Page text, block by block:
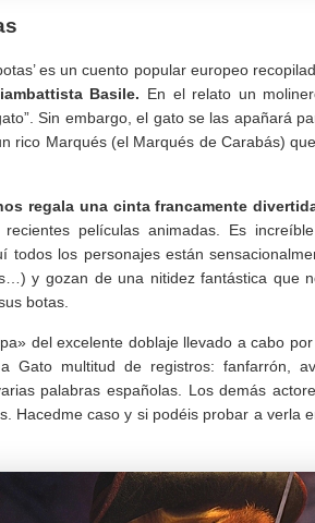
es un cuento popular europeo
Basile. En el relato un
Sin embargo, el gato se las apañará
rico Marqués (el Marqués de Carabás)
regala una cinta francamente
películas animadas.
Es
todos los personajes están
y gozan de una nitidez fantástica que
botas.
del excelente doblaje llevado a cabo
Gato multitud de registros: fanfarrón,
palabras españolas. Los demás
Hacedme caso y si podéis probar a verla